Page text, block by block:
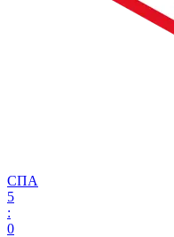
СПА
5
:
0